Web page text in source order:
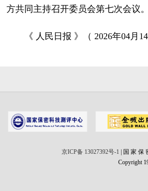
方共同主持召开委员会第七次会议。
《 人民日报 》（ 2026年04月
京ICP备 13027392号-1 | 国 家 保
Copyright